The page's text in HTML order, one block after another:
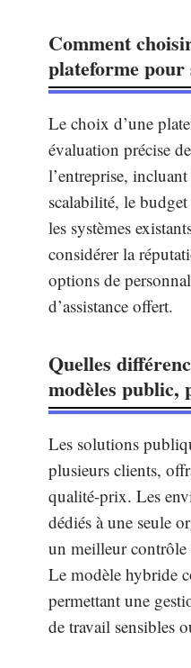
Comment
plateforme pour
Le choix d’une
évaluation précise
l’entreprise,
scalabilité, le
les systèmes
considérer la
options de
d’assistance offert.
Quelles
modèles public,
Les solutions
plusieurs clients,
qualité-prix. Les
dédiés à une seule
un meilleur contrôle
Le modèle hybride
permettant une
de travail sensibles